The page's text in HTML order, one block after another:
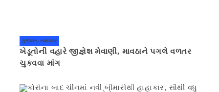
ગુજરાત સમાચાર
ખેડૂતોની વહારે જીજ્ઞેશ મેવાણી, માવઠાને પગલે વળતર
ચુકવવા માંગ